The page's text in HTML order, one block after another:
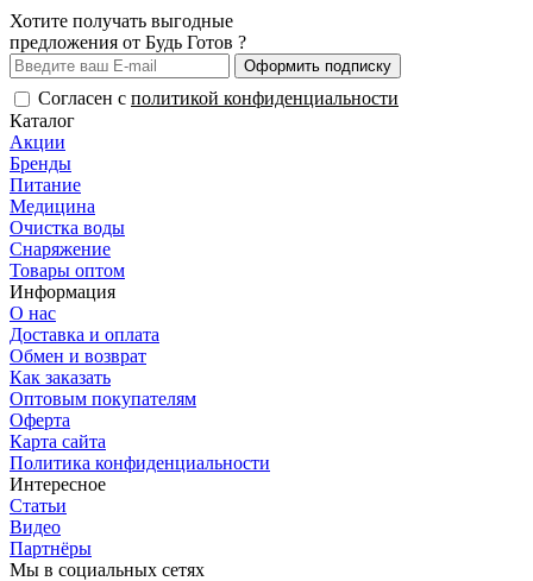
Хотите получать выгодные
предложения от Будь Готов ?
Оформить подписку
Согласен с политикой конфиденциальности
Каталог
Акции
Бренды
Питание
Медицина
Очистка воды
Снаряжение
Товары оптом
Информация
О нас
Доставка и оплата
Обмен и возврат
Как заказать
Оптовым покупателям
Оферта
Карта сайта
Политика конфиденциальности
Интересное
Статьи
Видео
Партнёры
Мы в социальных сетях